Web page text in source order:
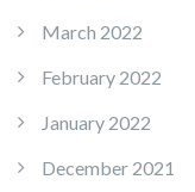
March 2022
February 2022
January 2022
December 2021